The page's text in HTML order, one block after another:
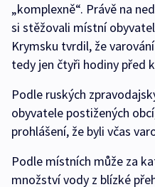
„komplexně“. Právě na
si stěžovali místní
Krymsku tvrdil, že
tedy jen čtyři hodiny před
Podle ruských
obyvatele postižených
prohlášení, že byli včas
Podle místních může za
množství vody z blízké